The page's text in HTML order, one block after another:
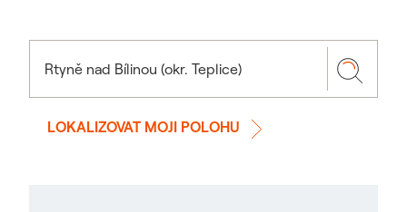
LOKALIZOVAT MOJI POLOHU